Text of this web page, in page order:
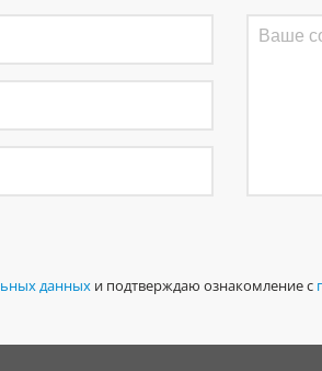
данных и подтверждаю ознакомление с